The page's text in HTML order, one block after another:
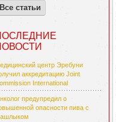
Все статьи
центр Эребуни
аккредитацию Joint
International
предупредил о
опасности пива с